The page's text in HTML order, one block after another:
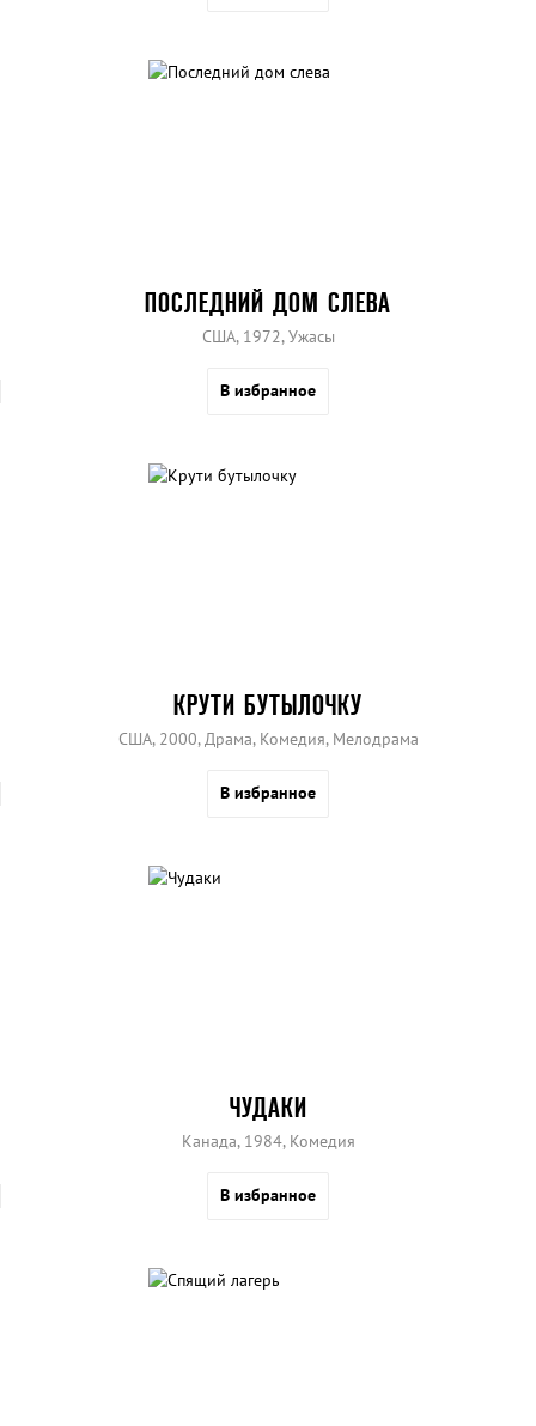
ПОСЛЕДНИЙ ДОМ СЛЕВА
США, 1972, Ужасы
В избранное
КРУТИ БУТЫЛОЧКУ
США, 2000, Драма, Комедия, Мелодрама
В избранное
ЧУДАКИ
Канада, 1984, Комедия
В избранное